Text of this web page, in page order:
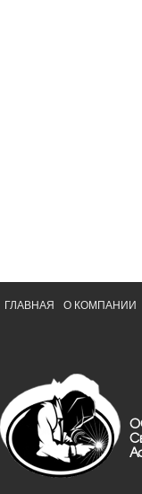
ГЛАВНАЯ О КОМПАНИИ